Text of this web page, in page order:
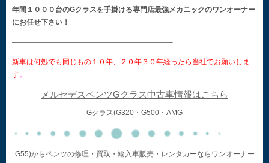
年間１０００台のGクラスを手掛ける専門店最強メカニックのワンオーナー
にお任せ下さい！
——————————————————————-
新車は何処でも同じもの１０年、２０年３０年経ったら当社でお願いしま
す。
メルセデスベンツGクラス中古車情報はこちら
Gクラス(G320・G500・AMG
G55)からベンツの修理・買取・輸入車販売・レンタカーならワンオーナー